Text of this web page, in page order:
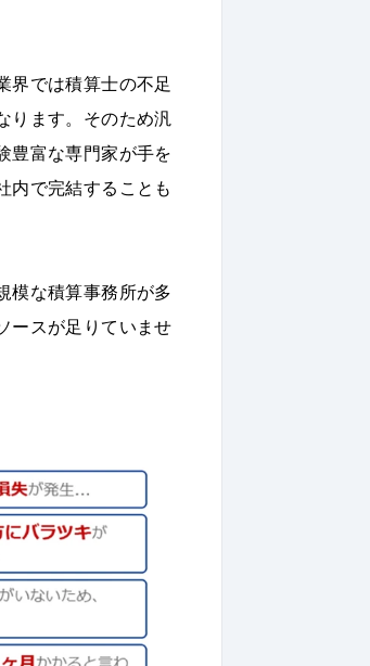
界では積算士の不足
ります。そのため汎
豊富な専門家が手を
内で完結することも
模な積算事務所が多
ースが足りていませ